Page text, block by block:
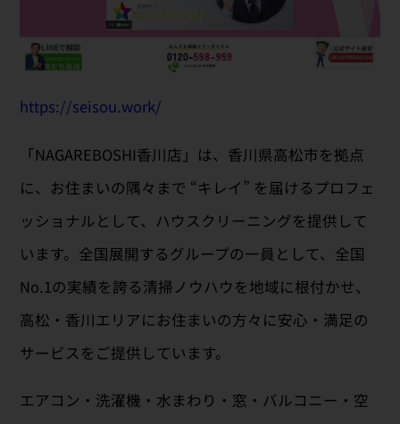
https://seisou.work/
「NAGAREBOSHI香川店」は、香川県高松市を拠点
に、お住まいの隅々まで “キレイ” を届けるプロフェ
ッショナルとして、ハウスクリーニングを提供して
います。全国展開するグループの一員として、全国
No.1の実績を誇る清掃ノウハウを地域に根付かせ、
高松・香川エリアにお住まいの方々に安心・満足の
サービスをご提供しています。
エアコン・洗濯機・水まわり・窓・バルコニー・空